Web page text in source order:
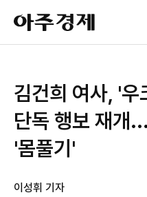
아
주
경
김건희 여사, '우
단독 행보 재개
'몸풀기'
이성휘 기자